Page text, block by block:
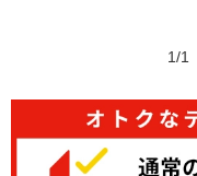
1/1